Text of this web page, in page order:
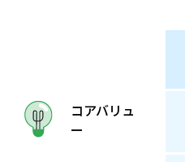
コアバリュ
ー